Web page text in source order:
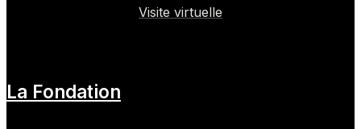
Visite virtuelle
La Fondation